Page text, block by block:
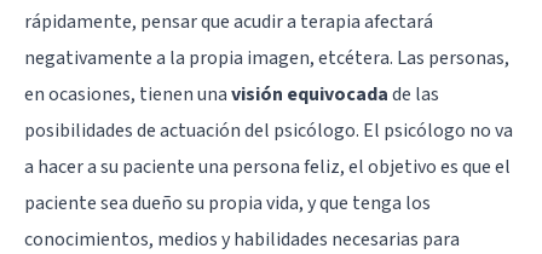
rápidamente, pensar que acudir a terapia afectará
negativamente a la propia imagen, etcétera. Las personas,
en ocasiones, tienen unavisión equivocadade las
posibilidades de actuación del psicólogo. El psicólogo no va
a hacer a su paciente una persona feliz, el objetivo es que el
paciente sea dueño su propia vida, y que tenga los
conocimientos, medios y habilidades necesarias para